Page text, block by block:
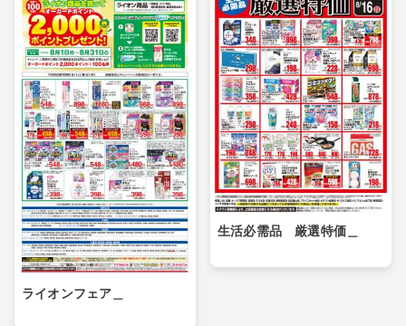
ライオンフェア＿
生活必需品 厳選特価＿